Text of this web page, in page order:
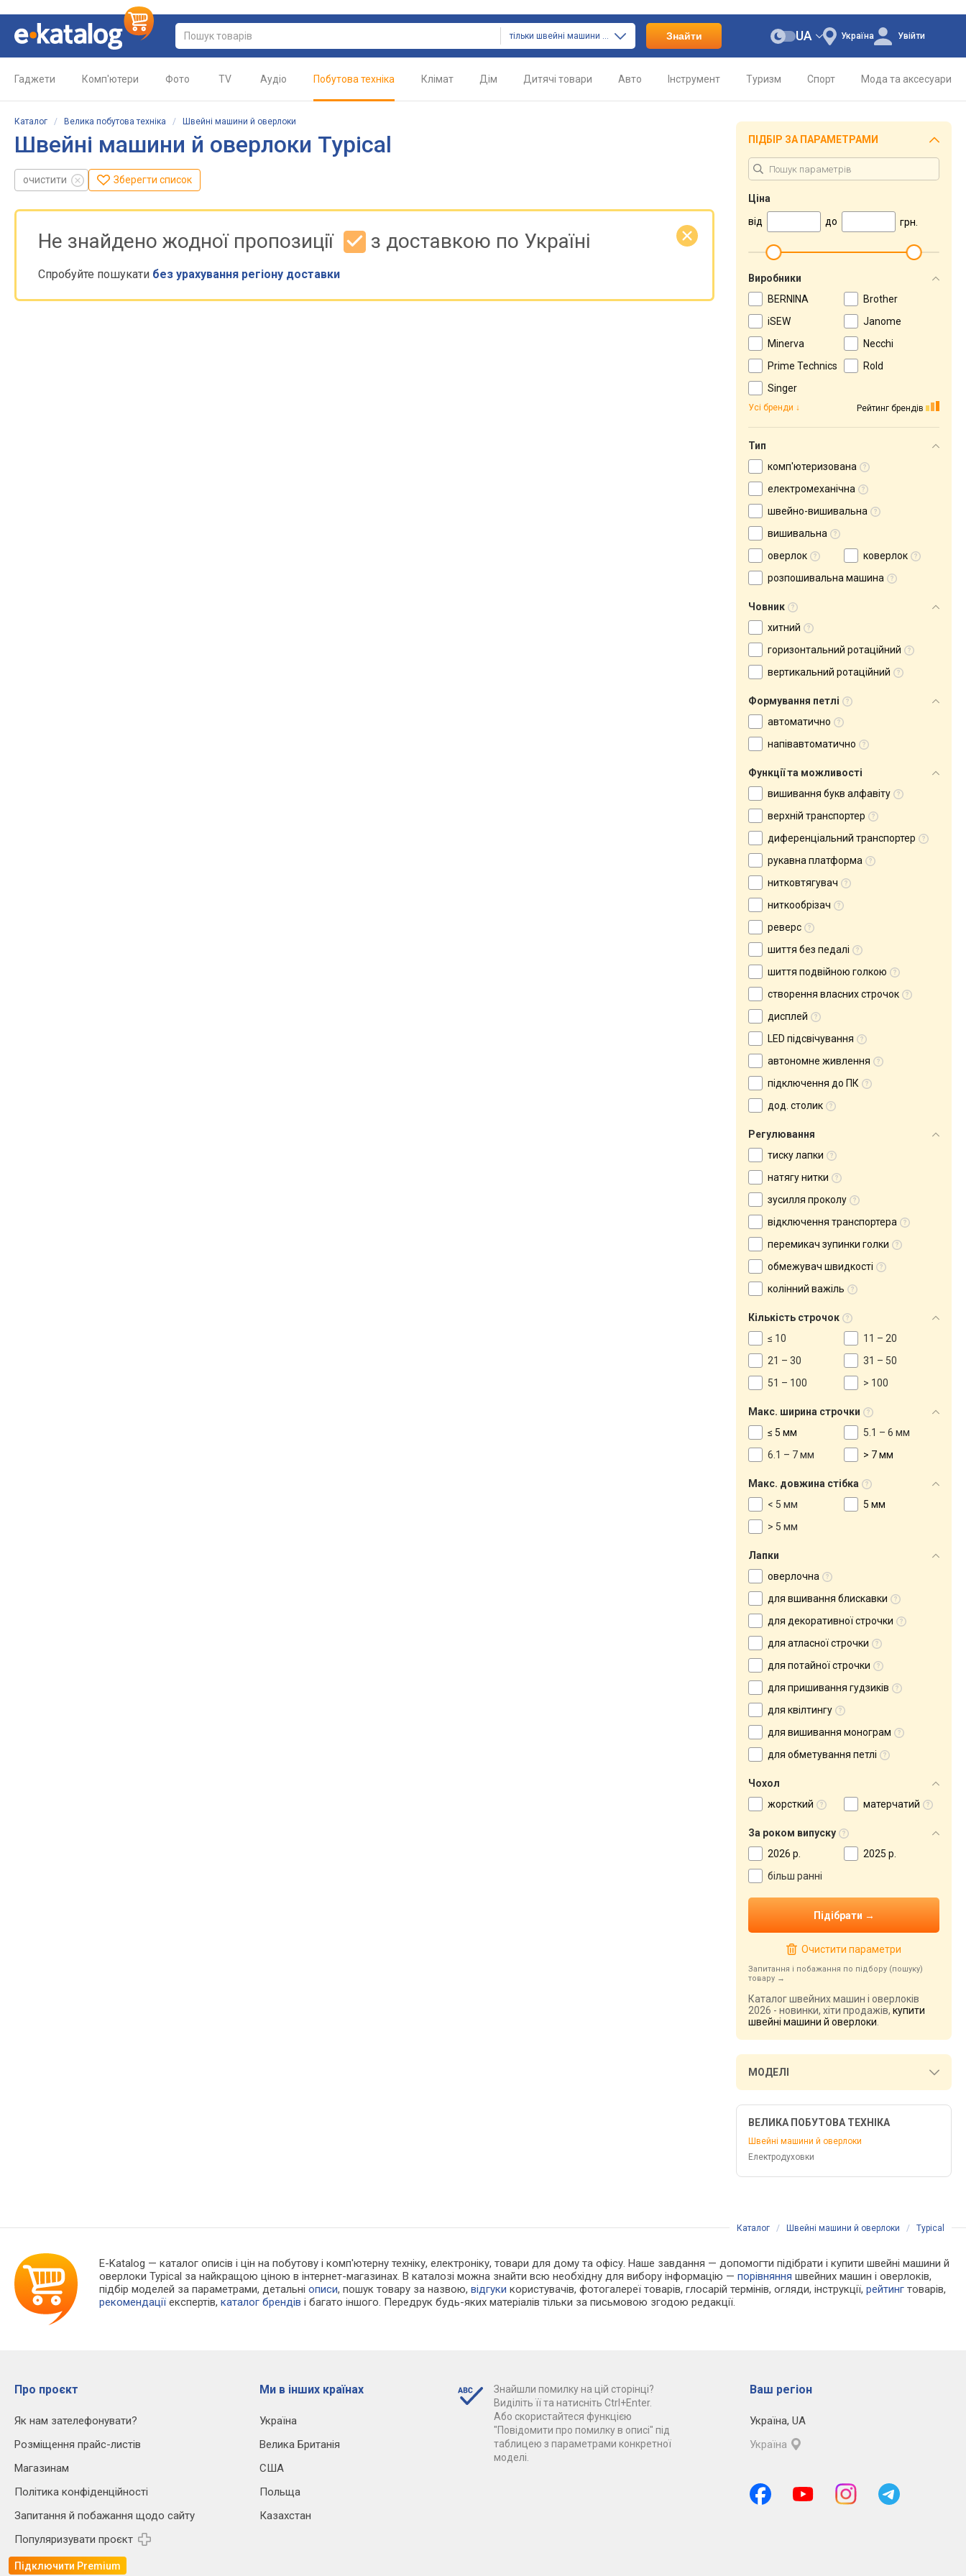
тільки швейні машини й оверлоки Знайти Україна
UA Увійти
Гаджети Комп'ютери Фото TV Аудіо Побутова техніка Клімат Дім Дитячі товари Авто Інструмент Туризм Спорт Мода та аксесуари
Каталог / Велика побутова техніка / Швейні машини й оверлоки
Швейні машини й оверлоки Typical
очистити Зберегти список
Не знайдено жодної пропозиції з доставкою по Україні
Спробуйте пошукати без урахування регіону доставки
ПІДБІР ЗА ПАРАМЕТРАМИ
Ціна
від
до грн.
Виробники
BERNINA
Brother
iSEW
Janome
Minerva
Necchi
Prime Technics
Rold
Singer
Рейтинг брендів
Усі бренди
Тип
комп'ютеризована
електромеханічна
швейно-вишивальна
вишивальна
оверлок
коверлок
розпошивальна машина
Човник
хитний
горизонтальний ротаційний
вертикальний ротаційний
Формування петлі
автоматично
напівавтоматично
Функції та можливості
вишивання букв алфавіту
верхній транспортер
диференціальний транспортер
рукавна платформа
нитковтягувач
ниткообрізач
реверс
шиття без педалі
шиття подвійною голкою
створення власних строчок
дисплей
LED підсвічування
автономне живлення
підключення до ПК
дод. столик
Регулювання
тиску лапки
натягу нитки
зусилля проколу
відключення транспортера
перемикач зупинки голки
обмежувач швидкості
колінний важіль
Кількість строчок
≤ 10
11 – 20
21 – 30
31 – 50
51 – 100
> 100
Макс. ширина строчки
≤ 5 мм
5.1 – 6 мм
6.1 – 7 мм
> 7 мм
Макс. довжина стібка
< 5 мм
5 мм
> 5 мм
Лапки
оверлочна
для вшивання блискавки
для декоративної строчки
для атласної строчки
для потайної строчки
для пришивання гудзиків
для квілтингу
для вишивання монограм
для обметування петлі
Чохол
жорсткий
матерчатий
За роком випуску
2026 р.
2025 р.
більш ранні
Очистити параметри
Запитання і побажання по підбору (пошуку)
товару
Каталог швейних машин і оверлоків
2026 - новинки, хіти продажів, купити
швейні машини й оверлоки
МОДЕЛІ
ВЕЛИКА ПОБУТОВА ТЕХНІКА
Швейні машини й оверлоки
Електродуховки
Каталог / Швейні машини й оверлоки / Typical
E-Katalog — каталог описів і цін на побутову і комп'ютерну техніку, електроніку, товари для дому та офісу. Наше завдання — допомогти підібрати і купити швейні машини й
оверлоки Typical за найкращою ціною в інтернет-магазинах. В каталозі можна знайти всю необхідну для вибору інформацію —порівняння швейних машин і оверлоків,
підбір моделей за параметрами, детальніописи, пошук товару за назвою,відгуки користувачів, фотогалереї товарів, глосарій термінів, огляди, інструкції,рейтинг товарів,
рекомендації експертів,каталог брендів і багато іншого. Передрук будь-яких матеріалів тільки за письмовою згодою редакції.
Про проєкт
Як нам зателефонувати?
Розміщення прайс-листів
Магазинам
Політика конфіденційності
Запитання й побажання щодо сайту
Популяризувати проєкт
Підключити Premium
Ми в інших країнах
Україна
Велика Британія
США
Польща
Казахстан
Знайшли помилку на цій сторінці?
Виділіть її та натисніть Ctrl+Enter.
Або скористайтеся функцією
"Повідомити про помилку в описі" під
таблицею з параметрами конкретної
моделі.
Ваш регіон
Україна, UA
Україна